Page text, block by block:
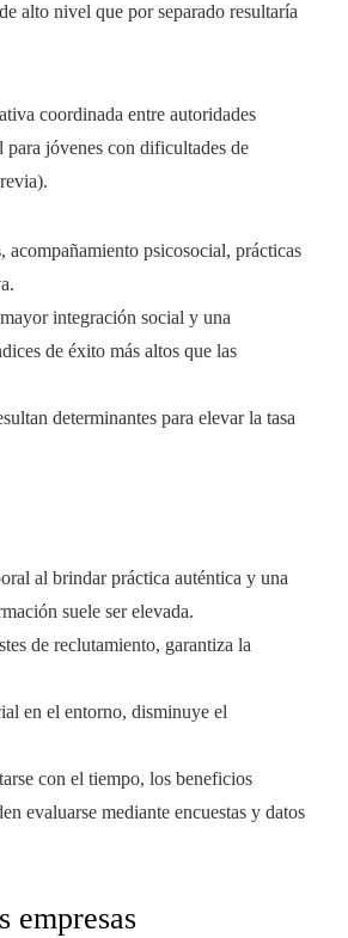
alto nivel que por separado resultaría
coordinada entre autoridades
para jóvenes con dificultades de
psicosocial, prácticas
integración social y una
de éxito más altos que las
determinantes para elevar la tasa
al brindar práctica auténtica y una
suele ser elevada.
de reclutamiento, garantiza la
en el entorno, disminuye el
con el tiempo, los beneficios
evaluarse mediante encuestas y datos
empresas